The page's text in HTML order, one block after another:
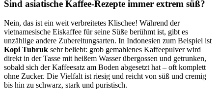
Sind asiatische Kaffee-Rezepte immer extrem süß?
Nein, das ist ein weit verbreitetes Klischee! Während der
vietnamesische Eiskaffee für seine Süße berühmt ist, gibt es
unzählige andere Zubereitungsarten. In Indonesien zum Beispiel ist
Kopi Tubruk sehr beliebt: grob gemahlenes Kaffeepulver wird
direkt in der Tasse mit heißem Wasser übergossen und getrunken,
sobald sich der Kaffeesatz am Boden abgesetzt hat – oft komplett
ohne Zucker. Die Vielfalt ist riesig und reicht von süß und cremig
bis hin zu schwarz, stark und puristisch.